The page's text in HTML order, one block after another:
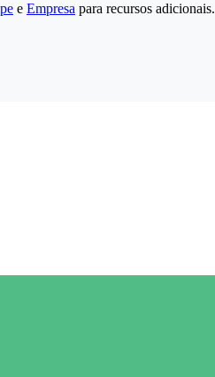
e Empresa para recursos adicionais.